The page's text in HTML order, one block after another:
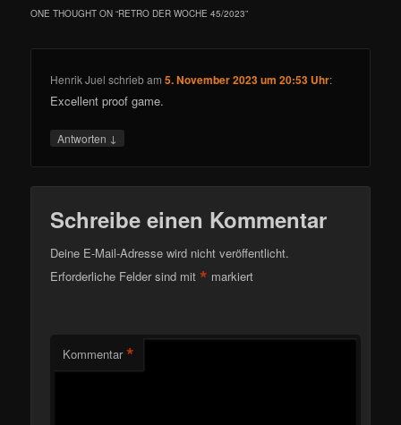
ONE THOUGHT ON “RETRO DER WOCHE 45/2023”
Henrik Juel schriebam5. November 2023 um 20:53 Uhr:
Excellent proof game.
Antworten ↓
Schreibe einen Kommentar
Deine E-Mail-Adresse wird nicht veröffentlicht.
Erforderliche Felder sind mit* markiert
Kommentar *